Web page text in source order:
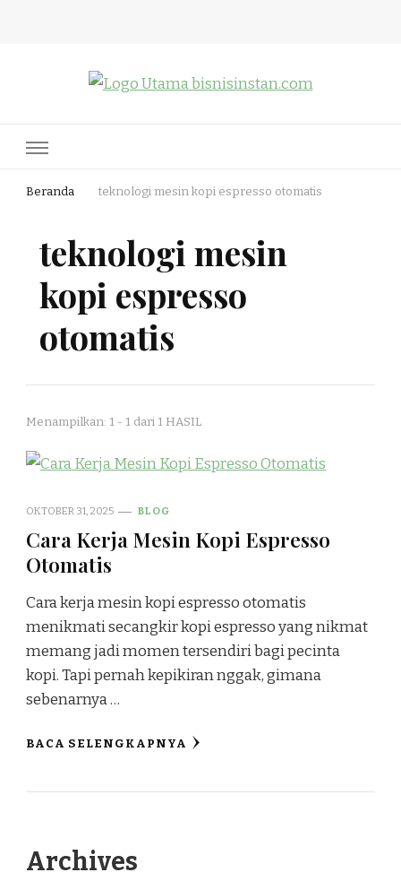
Beranda teknologi mesin kopi espresso otomatis
teknologi mesin
kopi espresso
otomatis
Menampilkan: 1 - 1 dari 1 HASIL
OKTOBER 31, 2025 BLOG
Cara Kerja Mesin Kopi Espresso
Otomatis
Cara kerja mesin kopi espresso otomatis
menikmati secangkir kopi espresso yang nikmat
memang jadi momen tersendiri bagi pecinta
kopi. Tapi pernah kepikiran nggak, gimana
sebenarnya …
BACA SELENGKAPNYA
Archives